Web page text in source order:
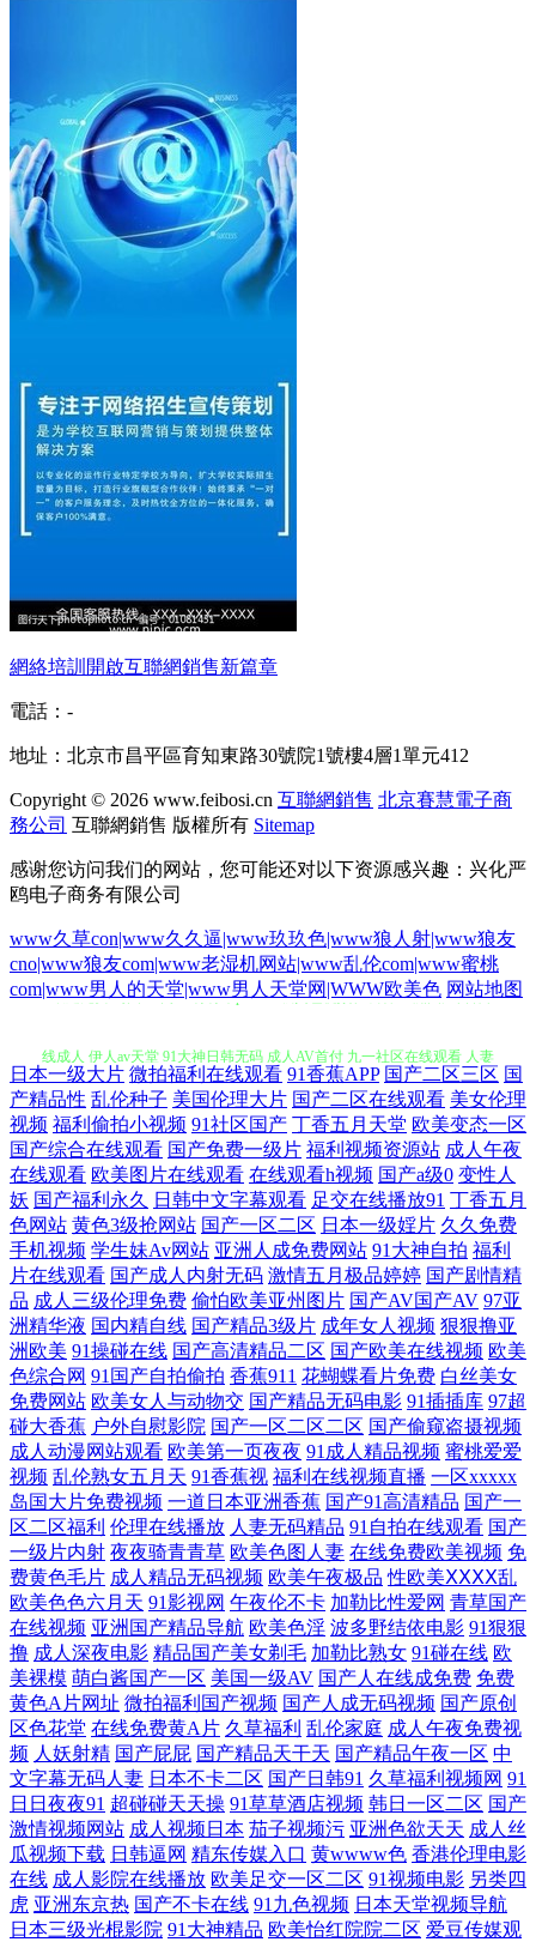
網絡培訓開啟互聯網銷售新篇章
電話：-
地址：北京市昌平區育知東路30號院1號樓4層1單元412
Copyright © 2026 www.feibosi.cn 互聯網銷售 北京賽慧電子商
務公司 互聯網銷售 版權所有 Sitemap
感谢您访问我们的网站，您可能还对以下资源感兴趣：兴化严
鸥电子商务有限公司
www久草con|www久久逼|www玖玖色|www狼人射|www狼友
cno|www狼友com|www老湿机网站|www乱伦com|www蜜桃
com|www男人的天堂|www男人天堂网|WWW欧美色 网站地图
91破处免费 岛国AV网址 青青草porn 三级黄色视频在线看 亚洲国产日韩在
线成人 伊人av天堂 91大神日韩无码 成人AV首付 九一社区在线观看 人妻
先锋影音AV 首页资源吧!A片 一级片欧美 91看片com www青草视频com 东
方av发布网在线 久久精品AV电影 男人的天堂网色 日本91色色 日韩人人乐
午夜福利合集国产一区 久久婷婷美女一区 91激情性交社区 www99肏 日本
啊在线 91传媒国产吴梦梦 91视频97 AV天堂香蕉AV 国产40页 国产图片23
区 精品一二三四匹 久久这里有 欧日韩操逼 日韩欧美综合在线 午夜av福利
网址 51大神酒店开房探花 91极品在线 91内射视频 91社国产剧情 99人妻人
人操人人爽 大香蕉伊人素人 韩国表妹自拍 激情啪啪在线观看91 内射极品
小美女 影音先锋一区AV 91成人处女 91啦九色绿帽 95看片淫黄大片 AV久
久伊人精品天堂 久久日蜜桃在线 欧美婷婷久久网 日韩精品久久AV 精品91
九色 日本精品久久青青传媒 亚洲影音先锋AV 51导航在线观看视频 91福利
网址导航 91精品资源 亚洲一区日韩激 91秘秘片黄免费观看 91性爰视频 超
碰人人性爱 国产伪娘在线 黑丝av在线网站 免费福利A片导航 色四虎酒店
91超碰com 91唐先生探花视频 97久久在线 大香蕉999狼 精品福利无码 久
日本一级大片 微拍福利在线观看 91香蕉APP 国产二区三区 国
产精品性 乱伦种子 美国伦理大片 国产二区在线观看 美女伦理
视频 福利偷拍小视频 91社区国产 丁香五月天堂 欧美变态一区
国产综合在线观看 国产免费一级片 福利视频资源站 成人午夜
在线观看 欧美图片在线观看 在线观看h视频 国产a级0 变性人
妖 国产福利永久 日韩中文字幕观看 足交在线播放91 丁香五月
色网站 黄色3级抢网站 国产一区二区 日本一级婬片 久久免费
手机视频 学生妹Av网站 亚洲人成免费网站 91大神自拍 福利
片在线观看 国产成人内射无码 激情五月极品婷婷 国产剧情精
品 成人三级伦理免费 偷怕欧美亚州图片 国产AV国产AV 97亚
洲精华液 国内精自线 国产精品3级片 成年女人视频 狠狠撸亚
洲欧美 91操碰在线 国产高清精品二区 国产欧美在线视频 欧美
色综合网 91国产自拍偷拍 香蕉911 花蝴蝶看片免费 白丝美女
免费网站 欧美女人与动物交 国产精品无码电影 91插插库 97超
碰大香蕉 户外自慰影院 国产一区二区二区 国产偷窥盗摄视频
成人动漫网站观看 欧美第一页夜夜 91成人精品视频 蜜桃爱爱
视频 乱伦熟女五月天 91香蕉视 福利在线视频直播 一区xxxxx
岛国大片免费视频 一道日本亚洲香蕉 国产91高清精品 国产一
区二区福利 伦理在线播放 人妻无码精品 91自拍在线观看 国产
一级片内射 夜夜骑青青草 欧美色图人妻 在线免费欧美视频 免
费黄色毛片 成人精品无码视频 欧美午夜极品 性欧美ⅩⅩⅩⅩ乱
欧美色色六月天 91影视网 午夜伦不卡 加勒比性爱网 青草国产
在线视频 亚洲国产精品导航 欧美色淫 波多野结依电影 91狠狠
撸 成人深夜电影 精品国产美女剃毛 加勒比熟女 91碰在线 欧
美裸模 萌白酱国产一区 美国一级AV 国产人在线成免费 免费
黄色A片网址 微拍福利国产视频 国产人成无码视频 国产原创
区色花堂 在线免费黄A片 久草福利 乱伦家庭 成人午夜免费视
频 人妖射精 国产屁屁 国产精品天干天 国产精品午夜一区 中
文字幕无码人妻 日本不卡二区 国产日韩91 久草福利视频网 91
日日夜夜91 超碰碰天天操 91草草酒店视频 韩日一区二区 国产
激情视频网站 成人视频日本 茄子视频污 亚洲色欲天天 成人丝
瓜视频下载 日韩逼网 精东传媒入口 黄wwww色 香港伦理电影
在线 成人影院在线播放 欧美足交一区二区 91视频电影 另类四
虎 亚洲东京热 国产不卡在线 91九色视频 日本天堂视频导航
日本三级光棍影院 91大神精品 欧美怡红院院二区 爱豆传媒观